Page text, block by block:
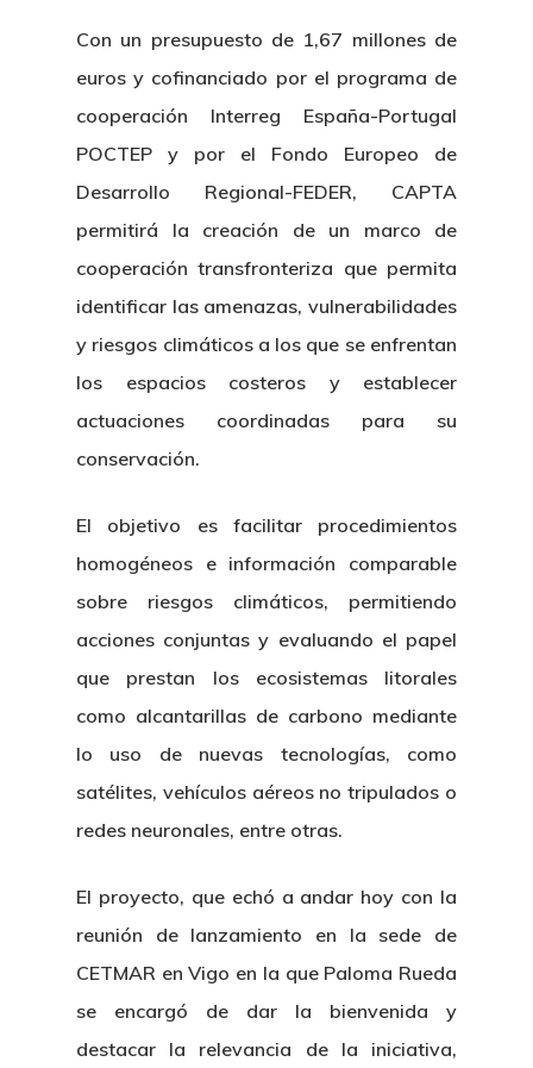
Con un presupuesto de 1,67 millones de
euros y cofinanciado por el programa de
cooperación Interreg España-Portugal
POCTEP y por el Fondo Europeo de
Desarrollo Regional-FEDER, CAPTA
permitirá la creación de un marco de
cooperación transfronteriza que permita
identificar las amenazas, vulnerabilidades
y riesgos climáticos a los que se enfrentan
los espacios costeros y establecer
actuaciones coordinadas para su
conservación.
El objetivo es facilitar procedimientos
homogéneos e información comparable
sobre riesgos climáticos, permitiendo
acciones conjuntas y evaluando el papel
que prestan los ecosistemas litorales
como alcantarillas de carbono mediante
lo uso de nuevas tecnologías, como
satélites, vehículos aéreos no tripulados o
redes neuronales, entre otras.
El proyecto, que echó a andar hoy con la
reunión de lanzamiento en la sede de
CETMAR en Vigo en la que Paloma Rueda
se encargó de dar la bienvenida y
destacar la relevancia de la iniciativa,